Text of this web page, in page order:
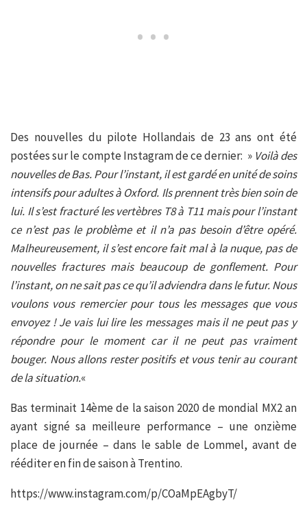
Des nouvelles du pilote Hollandais de 23 ans ont été
postées sur le compte Instagram de ce dernier: » Voilà des
nouvelles de Bas. Pour l’instant, il est gardé en unité de soins
intensifs pour adultes à Oxford. Ils prennent très bien soin de
lui. Il s’est fracturé les vertèbres T8 à T11 mais pour l’instant
ce n’est pas le problème et il n’a pas besoin d’être opéré.
Malheureusement, il s’est encore fait mal à la nuque, pas de
nouvelles fractures mais beaucoup de gonflement. Pour
l’instant, on ne sait pas ce qu’il adviendra dans le futur. Nous
voulons vous remercier pour tous les messages que vous
envoyez ! Je vais lui lire les messages mais il ne peut pas y
répondre pour le moment car il ne peut pas vraiment
bouger. Nous allons rester positifs et vous tenir au courant
de la situation.«
Bas terminait 14ème de la saison 2020 de mondial MX2 an
ayant signé sa meilleure performance – une onzième
place de journée – dans le sable de Lommel, avant de
rééditer en fin de saison à Trentino.
https://www.instagram.com/p/COaMpEAgbyT/